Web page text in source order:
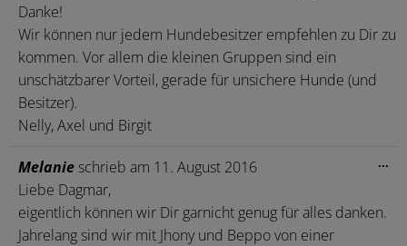
Danke!
Wir können nur jedem Hundebesitzer empfehlen zu Dir zu
kommen. Vor allem die kleinen Gruppen sind ein
unschätzbarer Vorteil, gerade für unsichere Hunde (und
Besitzer).
Nelly, Axel und Birgit
Melanie schrieb am 11. August 2016
Liebe Dagmar,
eigentlich können wir Dir garnicht genug für alles danken.
Jahrelang sind wir mit Jhony und Beppo von einer
...